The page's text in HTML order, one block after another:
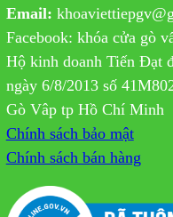
Email:
Facebook: khóa cửa gò
Hộ kinh doanh Tiến Đạt
ngày 6/8/2013 số
Gò Vâp tp Hồ Chí Minh
Chính sách bảo mật
Chính sách bán hàng